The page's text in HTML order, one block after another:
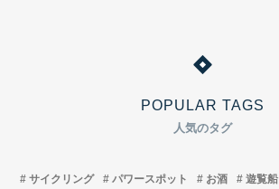
POPULAR TAGS
人気のタグ
サイクリング パワースポット お酒 遊覧船